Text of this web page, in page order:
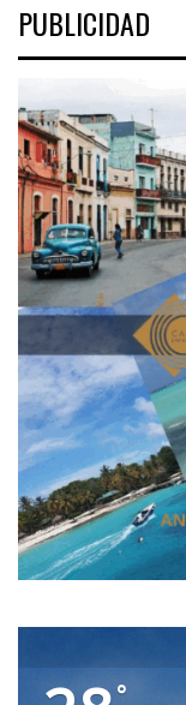
PUBLICIDAD
°